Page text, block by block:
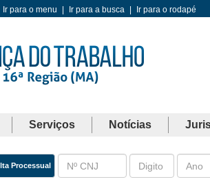
Ir para o menu Ir para a busca Ir para o rodapé
Serviços Notícias
Processual